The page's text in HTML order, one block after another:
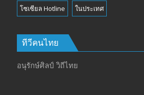
โซเซียล Hotline ในประเทศ
ทีวีคนไทย
อนุรักษ์ศิลป์ วิถีไทย